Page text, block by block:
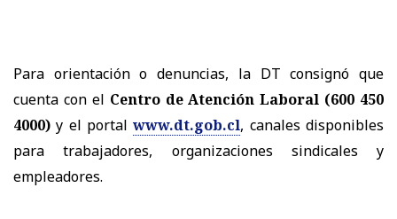
Para orientación o denuncias, la DT consignó que
cuenta con el Centro de Atención Laboral (600 450
4000) y el portalwww.dt.gob.cl, canales disponibles
para trabajadores, organizaciones sindicales y
empleadores.